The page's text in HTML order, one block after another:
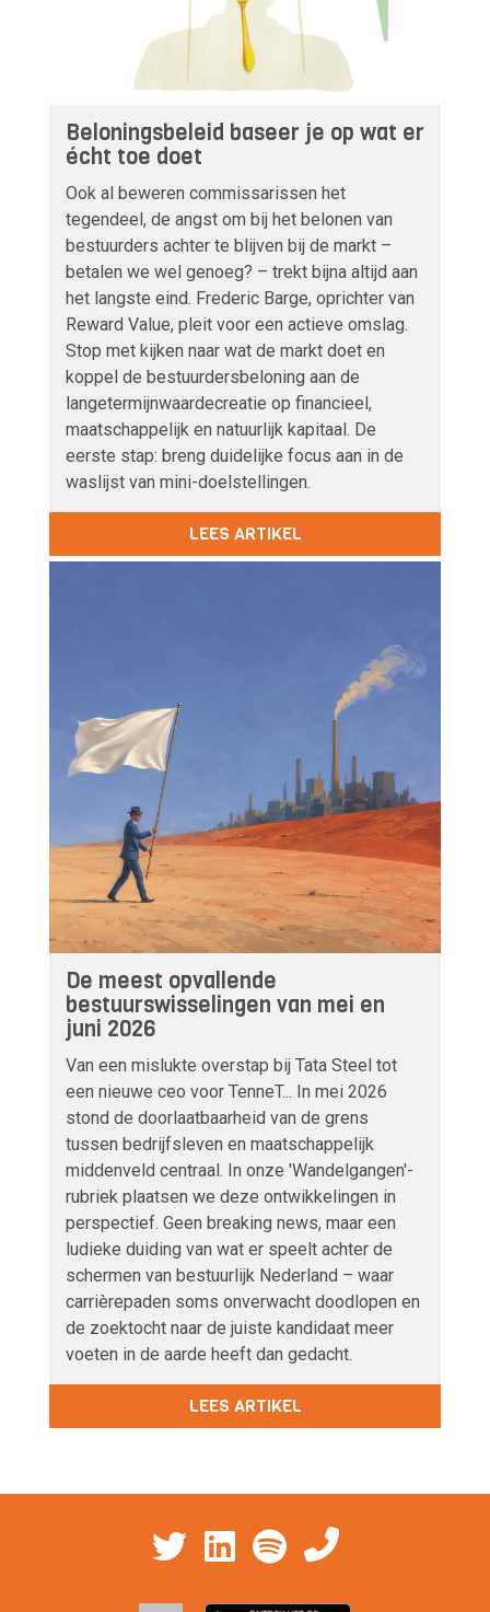
Beloningsbeleid baseer je op wat er
écht toe doet
Ook al beweren commissarissen het
tegendeel, de angst om bij het belonen van
bestuurders achter te blijven bij de markt –
betalen we wel genoeg? – trekt bijna altijd aan
het langste eind. Frederic Barge, oprichter van
Reward Value, pleit voor een actieve omslag.
Stop met kijken naar wat de markt doet en
koppel de bestuurdersbeloning aan de
langetermijnwaardecreatie op financieel,
maatschappelijk en natuurlijk kapitaal. De
eerste stap: breng duidelijke focus aan in de
waslijst van mini-doelstellingen.
LEES ARTIKEL
De meest opvallende
bestuurswisselingen van mei en
juni 2026
Van een mislukte overstap bij Tata Steel tot
een nieuwe ceo voor TenneT... In mei 2026
stond de doorlaatbaarheid van de grens
tussen bedrijfsleven en maatschappelijk
middenveld centraal. In onze 'Wandelgangen'-
rubriek plaatsen we deze ontwikkelingen in
perspectief. Geen breaking news, maar een
ludieke duiding van wat er speelt achter de
schermen van bestuurlijk Nederland – waar
carrièrepaden soms onverwacht doodlopen en
de zoektocht naar de juiste kandidaat meer
voeten in de aarde heeft dan gedacht.
LEES ARTIKEL